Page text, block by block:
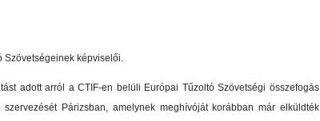
Szövetségeinek képviselői.
adott arról a CTIF-en belüli Európai Tűzoltó Szövetségi összefogás
Párizsban, amelynek meghívóját korábban már elküldték